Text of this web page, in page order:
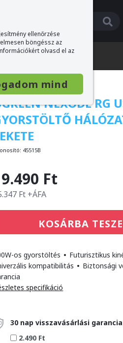
NEXODE RG
45515B
Ft
Ft +ÁFA
KOSÁRBA
os gyorstöltés • Futurisztikus
kompatibilitás • Biztonsági
specifikáció
30 nap visszavásárlási garancia
2.490 Ft
ellenőrzése
böngéssz az
olvasd el az
mind